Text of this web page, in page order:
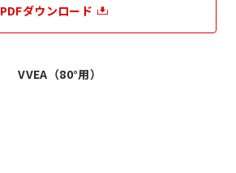
PDFダウンロード
VVEA（80°用）